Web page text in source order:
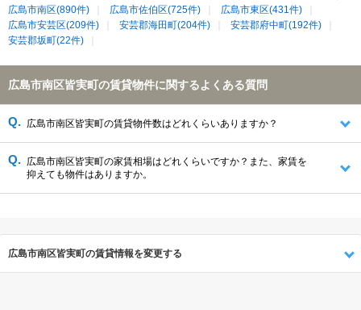
広島市南区(890件)
広島市佐伯区(725件)
広島市東区(431件)
広島市安芸区(209件)
安芸郡海田町(204件)
安芸郡府中町(192件)
安芸郡坂町(22件)
広島市南区皆実町の賃貸物件に関するよくある質問
広島市南区皆実町の賃貸物件数はどれくらいありますか？
広島市南区皆実町の家賃相場はどれくらいですか？また、家賃を
抑えても物件はありますか。
広島市南区皆実町の賃貸情報を変更する